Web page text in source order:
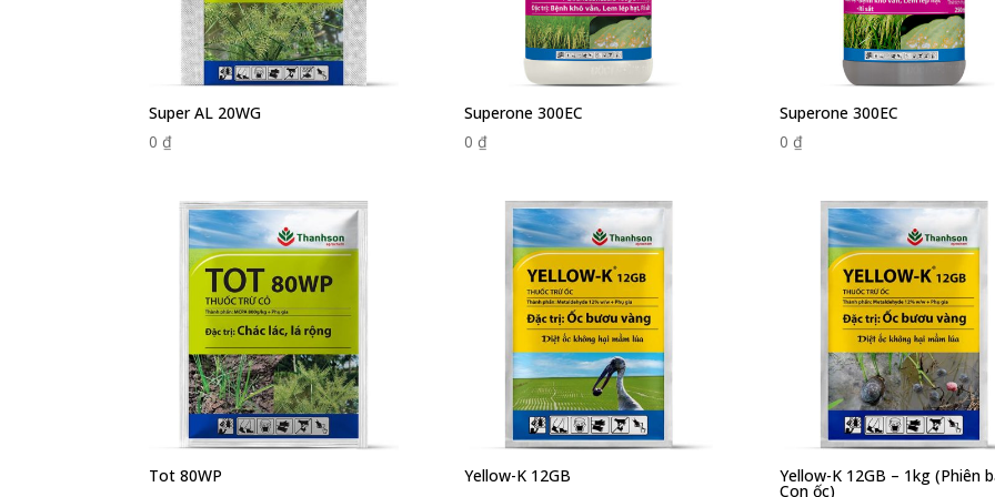
Super AL 20WG
0₫
Superone 300EC
0 ₫
Superone 300EC
0 ₫
Tot 80WP
Yellow-K 12GB
Yellow-K 12GB – 1kg (Phiên
Con ốc)